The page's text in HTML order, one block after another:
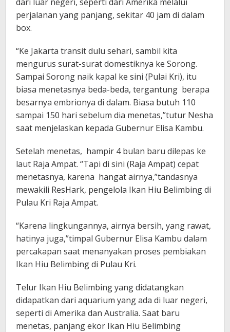
perjalanan yang panjang, sekitar 40 jam di dalam
box.
“Ke Jakarta transit dulu sehari, sambil kita
mengurus surat-surat domestiknya ke Sorong.
Sampai Sorong naik kapal ke sini (Pulai Kri), itu
biasa menetasnya beda-beda, tergantung berapa
besarnya embrionya di dalam. Biasa butuh 110
sampai 150 hari sebelum dia menetas,”tutur Nesha
saat menjelaskan kepada Gubernur Elisa Kambu.
Setelah menetas, hampir 4 bulan baru dilepas ke
laut Raja Ampat. “Tapi di sini (Raja Ampat) cepat
menetasnya, karena hangat airnya,”tandasnya
mewakili ResHark, pengelola Ikan Hiu Belimbing di
Pulau Kri Raja Ampat.
“Karena lingkungannya, airnya bersih, yang rawat,
hatinya juga,”timpal Gubernur Elisa Kambu dalam
percakapan saat menanyakan proses pembiakan
Ikan Hiu Belimbing di Pulau Kri.
Telur Ikan Hiu Belimbing yang didatangkan
didapatkan dari aquarium yang ada di luar negeri,
seperti di Amerika dan Australia. Saat baru
menetas, panjang ekor Ikan Hiu Belimbing